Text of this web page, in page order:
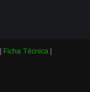
Ficha Técnica